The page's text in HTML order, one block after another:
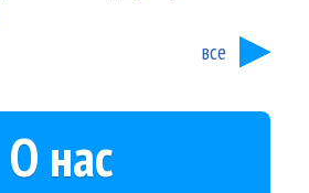
все
О нас